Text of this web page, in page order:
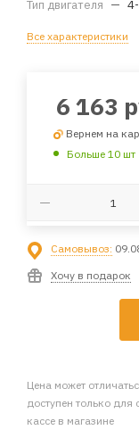
Тип двигателя —
Все характеристики
6 163
Вернем на
Больше 10 шт
Самовывоз:
Хочу в подарок
Цена может
доступен только
кассе в магазине